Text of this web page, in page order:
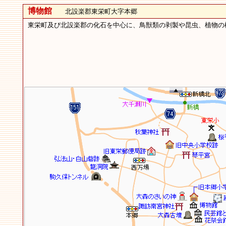
博物館北設楽郡東栄町大字本郷
東栄町及び北設楽郡の化石を中心に、鳥獣類の剥製や昆虫、植物